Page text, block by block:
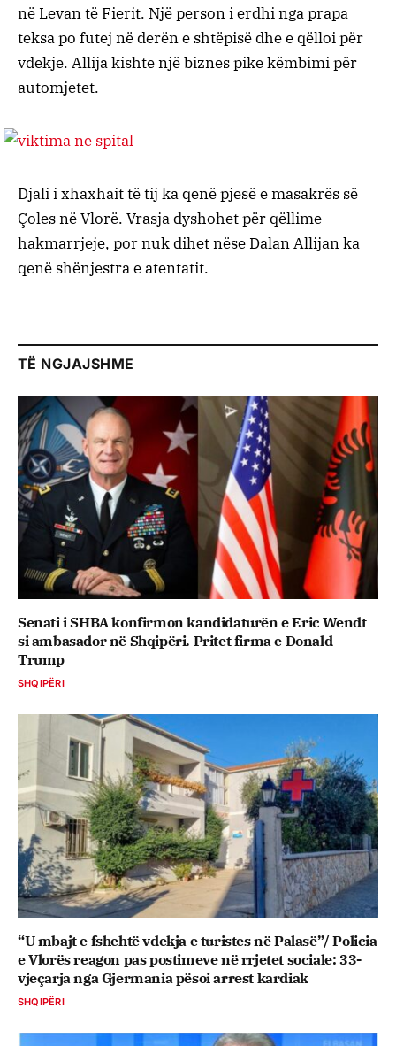
në Levan të Fierit. Një person i erdhi nga prapa
teksa po futej në derën e shtëpisë dhe e qëlloi për
vdekje. Allija kishte një biznes pike këmbimi për
automjetet.
Djali i xhaxhait të tij ka qenë pjesë e masakrës së
Çoles në Vlorë. Vrasja dyshohet për qëllime
hakmarrjeje, por nuk dihet nëse Dalan Allijan ka
qenë shënjestra e atentatit.
TË NGJAJSHME
Senati i SHBA konfirmon kandidaturën e Eric Wendt
si ambasador në Shqipëri. Pritet firma e Donald
Trump
SHQIPËRI
“U mbajt e fshehtë vdekja e turistes në Palasë”/ Policia
e Vlorës reagon pas postimeve në rrjetet sociale: 33-
vjeçarja nga Gjermania pësoi arrest kardiak
SHQIPËRI